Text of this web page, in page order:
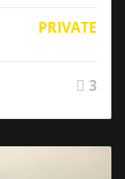
PRIVATE
3